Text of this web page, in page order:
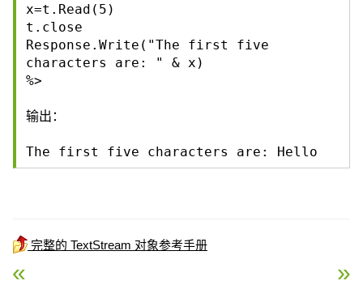
x=t.Read(5)
t.close
Response.Write("The first five
characters are: " & x)
%>
输出：
The first five characters are: Hello
完整的 TextStream 对象参考手册
« ASP Close 方法 ASP ReadAll 方法 »